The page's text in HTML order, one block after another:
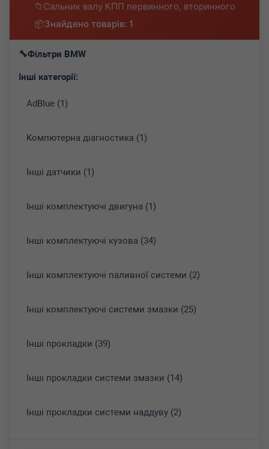
Сальник валу КПП первинного, вторинного
Знайдено товарів: 1
Фільтри BMW
Інші категорії:
AdBlue (1)
Koмпютepнa діaгнocтикa (1)
Інші датчики (1)
Інші комплектуючі двигуна (1)
Інші комплектуючі кузова (34)
Інші комплектуючі паливної системи (2)
Інші комплектуючі системи змазки (25)
Інші прокладки (39)
Інші прокладки системи змазки (14)
Інші прокладки системи наддуву (2)